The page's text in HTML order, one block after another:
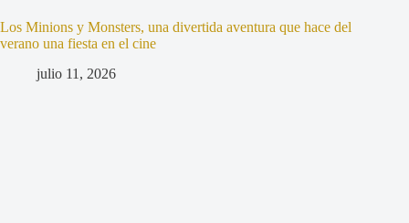
Los Minions y Monsters, una divertida aventura que hace del
verano una fiesta en el cine
julio 11, 2026